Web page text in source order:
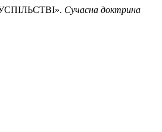
Сучасна доктрина